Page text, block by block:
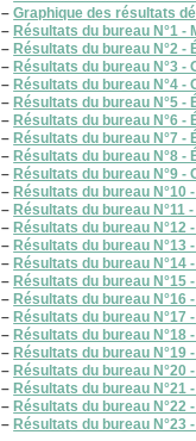
– Graphique des résultats
– Résultats du bureau N°1 -
– Résultats du bureau N°2
– Résultats du bureau N°3 -
– Résultats du bureau N°4 -
– Résultats du bureau N°5 -
– Résultats du bureau N°6
– Résultats du bureau N°7 -
– Résultats du bureau N°8 -
– Résultats du bureau N°9 -
– Résultats du bureau N°10
– Résultats du bureau N°11
– Résultats du bureau N°12
– Résultats du bureau N°13
– Résultats du bureau N°14
– Résultats du bureau N°15
– Résultats du bureau N°16
– Résultats du bureau N°17
– Résultats du bureau N°18
– Résultats du bureau N°19
– Résultats du bureau N°20
– Résultats du bureau N°21
– Résultats du bureau N°22
– Résultats du bureau N°23